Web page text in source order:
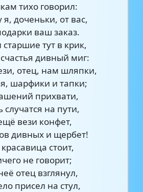
тихо говорил:
доченьки, от вас,
ваш заказ.
тут в крик,
дивный миг:
отец, нам шляпки,
шарфики и тапки;
прихвати,
случатся на пути,
вези конфет,
дивных и щербет!
стоит,
не говорит;
отец взглянул,
присел на стул,